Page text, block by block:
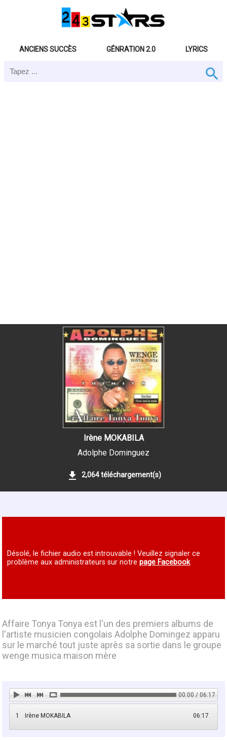
ANCIENS SUCCÈS GÉNRATION 2.0 LYRICS
Irène MOKABILA
Adolphe Dominguez
2,064 téléchargement(s)
Désolé, le fichier audio est introuvable ! Veuillez signaler ce
problème aux administrateurs sur notrepage Facebook
Affaire Tonya Tonya est l'un des premiers albums de
l'artiste musicien congolais Adolphe Domingez apparu
sur le marché tout juste après sa sortie dans le groupe
wenge musica maison mère
00:00 / 06:17
1 06:17
Irène MOKABILA